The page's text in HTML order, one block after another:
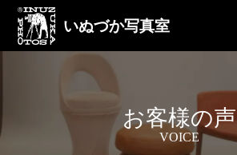
いぬづか写真室
お客様の声
VOICE